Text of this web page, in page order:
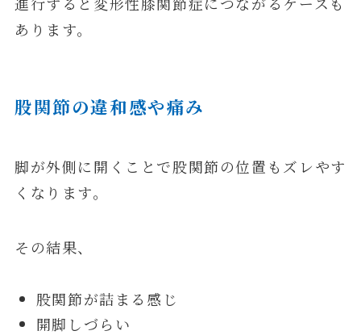
あります。
股関節の違和感や痛み
脚が外側に開くことで股関節の位置もズレやす
くなります。
その結果、
股関節が詰まる感じ
開脚しづらい